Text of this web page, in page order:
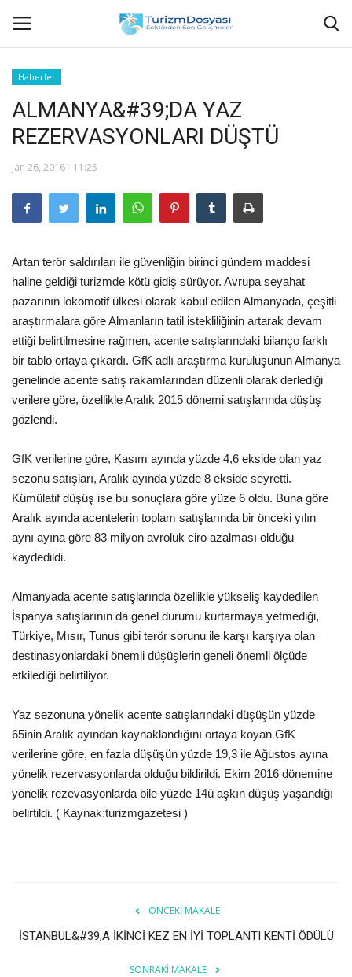
Anasayfa
Bize Ulaşın
Halil ÖNCÜ kimdir?
KVKK Aydınlatma Metni
Haberler
Görüntülü
Araştırma - İnceleme
Lezzet Durakları
Röportajlar
Gezi - Yorum
Sizlerden Gelenler
Yorumlar
Video Tanıtım
Köşe Yazarları
Galeri
Haberler
ALMANYA&#39;DA YAZ
REZERVASYONLARI DÜŞTÜ
Jan 26, 2016 - 11:25
Artan terör saldırıları ile güvenliğin birinci gündem maddesi
haline geldiği turizmde kötü gidiş sürüyor. Avrupa seyahat
pazarının lokomotif ülkesi olarak kabul edilen Almanyada, çeşitli
araştırmalara göre Almanların tatil istekliliğinin artarak devam
ettiği belirtilmesine rağmen, acente satışlarındaki bilanço farklı
bir tablo ortaya çıkardı. GfK adlı araştırma kuruluşunun Almanya
genelinde acente satış rakamlarından düzenli olarak derlediği
verilere göre, özellikle Aralık 2015 dönemi satışlarında düşüş
gözlendi.
GfK verilerine göre, Kasım ayında yüzde 4,6 ekside olan yaz
sezonu satışları, Aralık ayında yüzde 8 ekside seyretti.
Kümülatif düşüş ise bu sonuçlara göre yüze 6 oldu. Buna göre
Aralık ayında acentelerin toplam satışlarında bir önceki yılın
aynı ayına göre 83 milyon avroluk ciro azalması olduğu
kaydedildi.
Almanyada acente satışlarında özellikle yükseliş kaydedilen
İspanya satışlarının da genel durumu kurtarmaya yetmediği,
Türkiye, Mısır, Tunus gibi terör sorunu ile karşı karşıya olan
destinasyonlardaki önemli düşüşlerin geneli önemli ölçüde
etkilediği belirtiliyor.
Yaz sezonuna yönelik acente satışlarındaki düşüşün yüzde
65inin Aralık ayından kaynaklandığını ortaya koyan GfK
verilerine göre, en fazla düşüşün yüzde 19,3 ile Ağustos ayına
yönelik rezervasyonlarda olduğu bildirildi. Ekim 2016 dönemine
yönelik rezevasyonlarda bile yüzde 14ü aşkın düşüş yaşandığı
belirtildi. ( Kaynak:turizmgazetesi )
ÖNCEKI MAKALE
İSTANBUL&#39;A İKİNCİ KEZ EN İYİ TOPLANTI KENTİ ÖDÜLÜ
SONRAKI MAKALE